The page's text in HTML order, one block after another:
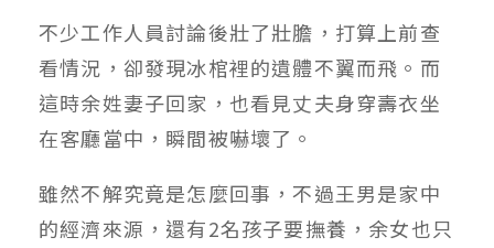
不少工作人員討論後壯了壯膽，打算上前查
看情況，卻發現冰棺裡的遺體不翼而飛。而
這時余姓妻子回家，也看見丈夫身穿壽衣坐
在客廳當中，瞬間被嚇壞了。
雖然不解究竟是怎麼回事，不過王男是家中
的經濟來源，還有2名孩子要撫養，余女也只